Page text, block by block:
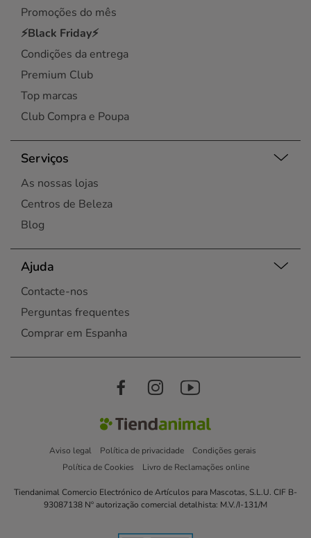
Promoções do mês
⚡Black Friday⚡
Condições da entrega
Premium Club
Top marcas
Club Compra e Poupa
Serviços
As nossas lojas
Centros de Beleza
Blog
Ajuda
Contacte-nos
Perguntas frequentes
Comprar em Espanha
Aviso legal Política de privacidade
Condições gerais
Política de Cookies
Livro de Reclamações online
Tiendanimal Comercio Electrónico de Artículos para Mascotas, S.L.U. CIF B-
93087138 Nº autorização comercial detalhista: M.V./I-131/M